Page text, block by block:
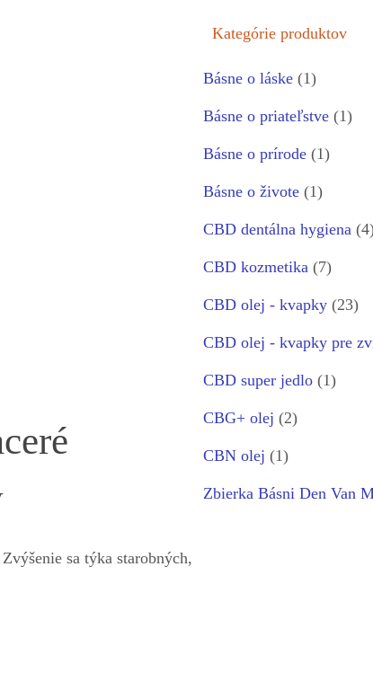
sa týka starobných,
Kategórie produktov
Básne o láske (1)
Básne o priateľstve (1)
Básne o prírode (1)
Básne o živote (1)
CBD dentálna hygiena
CBD kozmetika (7)
CBD olej - kvapky (23)
CBD olej - kvapky pre
CBD super jedlo (1)
CBG+ olej (2)
CBN olej (1)
Zbierka Básni Den Van